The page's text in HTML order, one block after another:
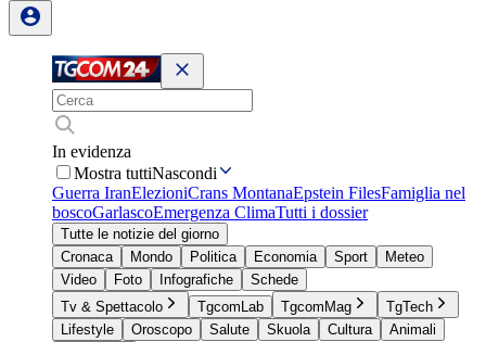
In evidenza
Mostra tuttiNascondi
Guerra IranElezioniCrans MontanaEpstein FilesFamiglia nel
boscoGarlascoEmergenza ClimaTutti i dossier
Tutte le notizie del giorno
Cronaca
Mondo Politica Economia Sport
Meteo
Video
Foto Infografiche
Schede
Tv & Spettacolo
TgcomLab TgcomMag
TgTech
Lifestyle
Oroscopo Salute Skuola Cultura
Animali